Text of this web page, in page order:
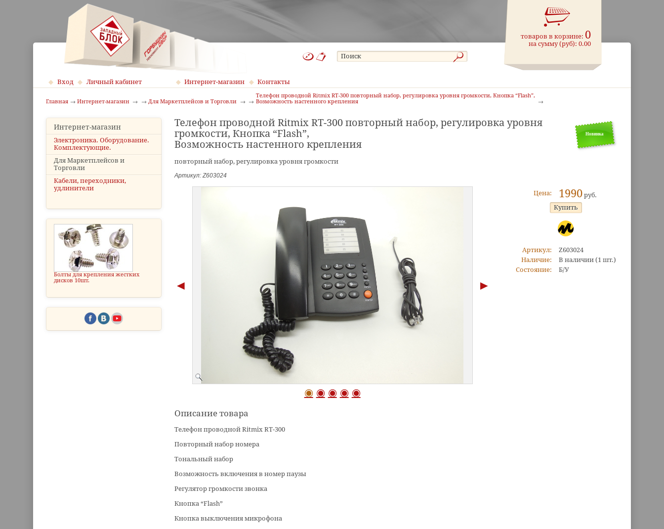
товаров в корзине: 0
на сумму (руб):0.00
Вход Личный кабинет Интернет-магазин Контакты
Главная Интернет-магазин Для Маркетплейсов и Торговли
Телефон проводной Ritmix RT-300 повторный набор, регулировка уровня громкости, Кнопка “Flash”,
Возможность настенного крепления
Интернет-магазин
Электроника. Оборудование.
Комплектующие.
Для Маркетплейсов и
Торговли
Кабели, переходники,
удлинители
Болты для крепления жестких
дисков 10шт.
Новинка
Телефон проводной Ritmix RT-300 повторный набор, регулировка уровня
громкости, Кнопка “Flash”,
Возможность настенного крепления
повторный набор, регулировка уровня громкости
Артикул: Z603024
Цена: 1990руб.
Артикул:
Z603024
Наличие:
В наличии (1 шт.)
Состояние:
Б/У
Описание товара
Телефон проводной Ritmix RT-300
Повторный набор номера
Тональный набор
Возможность включения в номер паузы
Регулятор громкости звонка
Кнопка “Flash”
Кнопка выключения микрофона